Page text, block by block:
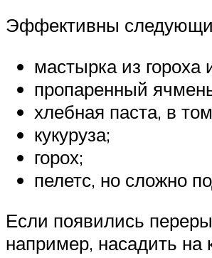
Эффективны
мастырка из гороха
пропаренный
хлебная паста, в
кукуруза;
горох;
пелетс, но сложно
Если появились
например, насадить на